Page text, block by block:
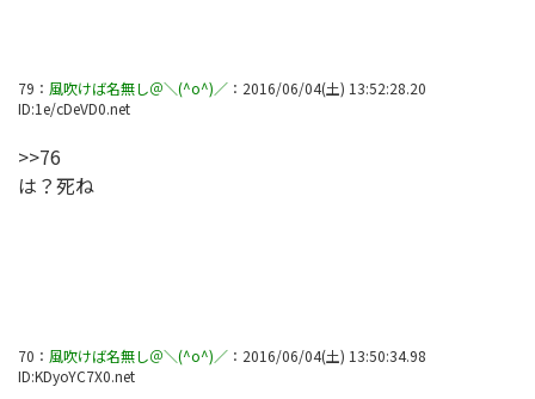
79 ： 風吹けば名無し＠＼(^o^)／ ： 2016/06/04(土) 13:52:28.20
ID:1e/cDeVD0.net
>>76
は？死ね
70 ： 風吹けば名無し＠＼(^o^)／ ： 2016/06/04(土) 13:50:34.98
ID:KDyoYC7X0.net